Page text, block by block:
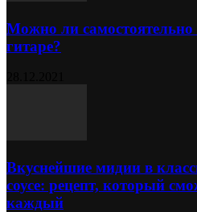
Можно ли самостоятельно
гитаре?
Вкуснейшие мидии в
соусе: рецепт, который
каждый